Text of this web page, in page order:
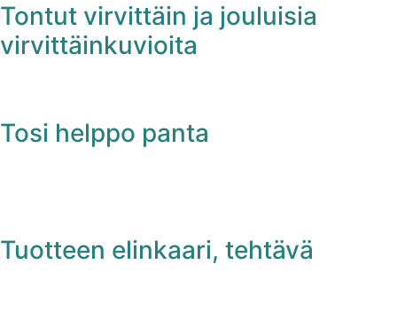
Tontut virvittäin ja jouluisia
virvittäinkuvioita
Tosi helppo panta
Tuotteen elinkaari, tehtävä